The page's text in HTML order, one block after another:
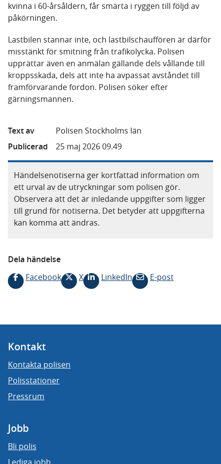
kvinna i 60-årsåldern, får smärta i ryggen till följd av
påkörningen.
Lastbilen stannar inte, och lastbilschauffören är därför
misstänkt för smitning från trafikolycka. Polisen
upprättar även en anmälan gällande dels vållande till
kroppsskada, dels att inte ha avpassat avståndet till
framförvarande fordon. Polisen söker efter
gärningsmannen.
Text av
Polisen Stockholms län
Publicerad
25 maj 2026 09.49
Händelsenotiserna ger kortfattad information om
ett urval av de utryckningar som polisen gör.
Observera att det är inledande uppgifter som ligger
till grund för notiserna. Det betyder att uppgifterna
kan komma att ändras.
Dela händelse
Facebook
X LinkedIn E-post
Kontakt
Kontakta polisen
Polisstationer
Pressrum
Jobb
Bli polis